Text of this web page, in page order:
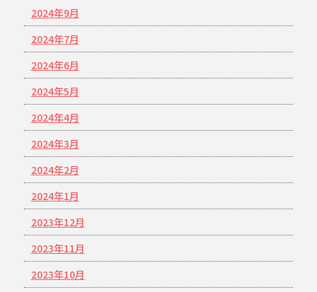
2024年9月
2024年7月
2024年6月
2024年5月
2024年4月
2024年3月
2024年2月
2024年1月
2023年12月
2023年11月
2023年10月